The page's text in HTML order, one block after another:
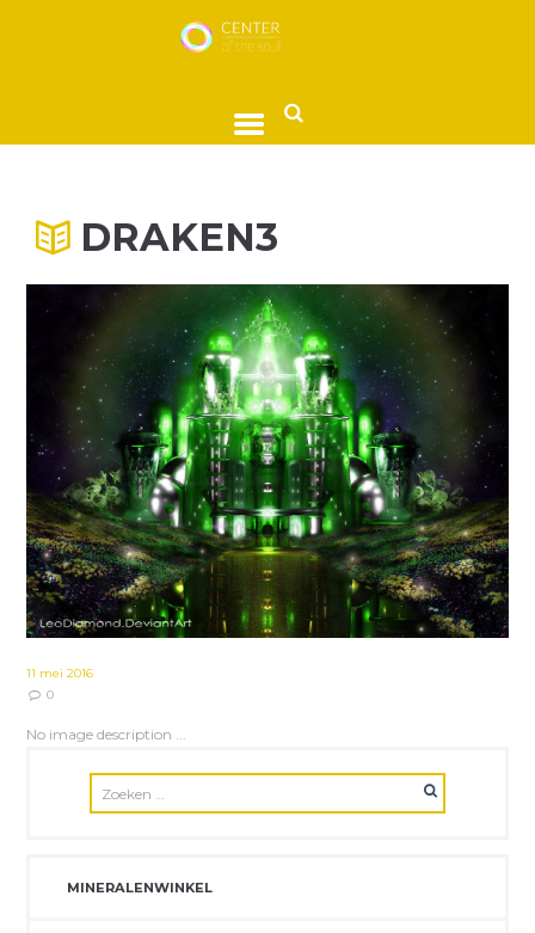
DRAKEN3
11 mei 2016
0
No image description ...
MINERALENWINKEL